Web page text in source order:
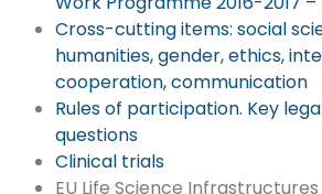
Cross-cutting items: social
humanities, gender, ethics,
cooperation, communication
Rules of participation. Key
questions
Clinical trials
EU Life Science Infrastructures